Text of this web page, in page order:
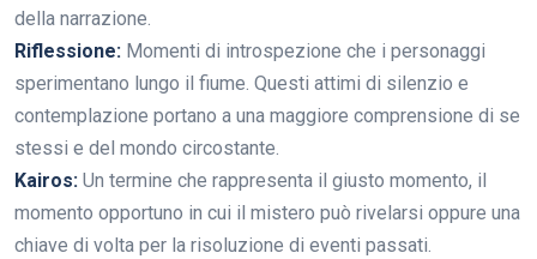
della narrazione.
Riflessione: Momenti di introspezione che i personaggi
sperimentano lungo il fiume. Questi attimi di silenzio e
contemplazione portano a una maggiore comprensione di se
stessi e del mondo circostante.
Kairos: Un termine che rappresenta il giusto momento, il
momento opportuno in cui il mistero può rivelarsi oppure una
chiave di volta per la risoluzione di eventi passati.